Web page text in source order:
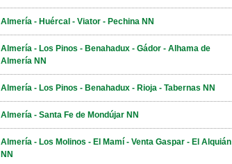
Almería - Huércal - Viator - Pechina NN
Almería - Los Pinos - Benahadux - Gádor - Alhama de
Almería NN
Almería - Los Pinos - Benahadux - Rioja - Tabernas NN
Almería - Santa Fe de Mondújar NN
Almería - Los Molinos - El Mamí - Venta Gaspar - El Alquián
NN